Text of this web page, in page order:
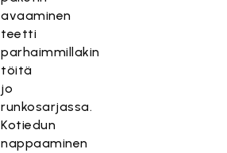
avaaminen
teetti
parhaimmillakin
töitä
jo
runkosarjassa.
Kotiedun
nappaaminen